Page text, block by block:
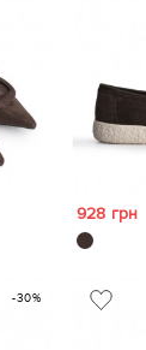
928 грн
-30%